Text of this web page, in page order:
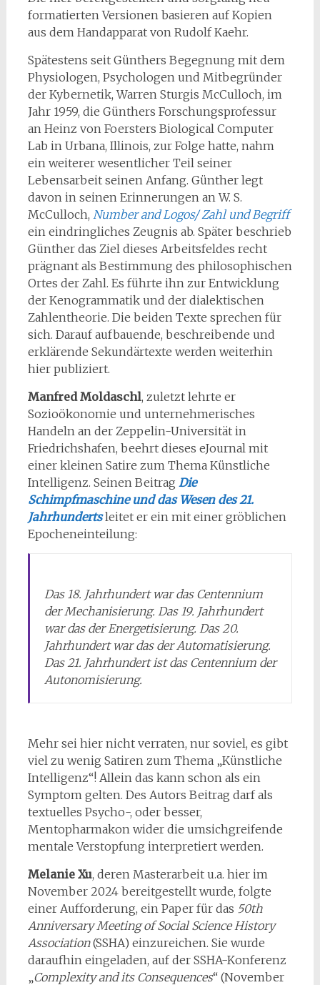
formatierten Versionen basieren auf Kopien
aus dem Handapparat von Rudolf Kaehr.
Spätestens seit Günthers Begegnung mit dem
Physiologen, Psychologen und Mitbegründer
der Kybernetik, Warren Sturgis McCulloch, im
Jahr 1959, die Günthers Forschungsprofessur
an Heinz von Foersters Biological Computer
Lab in Urbana, Illinois, zur Folge hatte, nahm
ein weiterer wesentlicher Teil seiner
Lebensarbeit seinen Anfang. Günther legt
davon in seinen Erinnerungen an W. S.
McCulloch, Number and Logos/ Zahl und Begriff
ein eindringliches Zeugnis ab. Später beschrieb
Günther das Ziel dieses Arbeitsfeldes recht
prägnant als Bestimmung des philosophischen
Ortes der Zahl. Es führte ihn zur Entwicklung
der Kenogrammatik und der dialektischen
Zahlentheorie. Die beiden Texte sprechen für
sich. Darauf aufbauende, beschreibende und
erklärende Sekundärtexte werden weiterhin
hier publiziert.
Manfred Moldaschl, zuletzt lehrte er
Sozioökonomie und unternehmerisches
Handeln an der Zeppelin-Universität in
Friedrichshafen, beehrt dieses eJournal mit
einer kleinen Satire zum Thema Künstliche
Intelligenz. Seinen Beitrag Die
Schimpfmaschine und das Wesen des 21.
Jahrhundertsleitet er ein mit einer gröblichen
Epocheneinteilung:
Das 18. Jahrhundert war das Centennium
der Mechanisierung. Das 19. Jahrhundert
war das der Energetisierung. Das 20.
Jahrhundert war das der Automatisierung.
Das 21. Jahrhundert ist das Centennium der
Autonomisierung.
Mehr sei hier nicht verraten, nur soviel, es gibt
viel zu wenig Satiren zum Thema „Künstliche
Intelligenz“! Allein das kann schon als ein
Symptom gelten. Des Autors Beitrag darf als
textuelles Psycho-, oder besser,
Mentopharmakon wider die umsichgreifende
mentale Verstopfung interpretiert werden.
Melanie Xu, deren Masterarbeit u.a. hier im
November 2024 bereitgestellt wurde, folgte
einer Aufforderung, ein Paper für das 50th
Anniversary Meeting of Social Science History
Association(SSHA) einzureichen. Sie wurde
daraufhin eingeladen, auf der SSHA-Konferenz
„Complexity and its Consequences“ (November